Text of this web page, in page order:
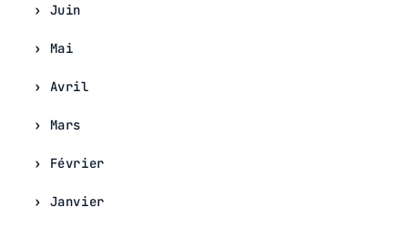
Juin
Mai
Avril
Mars
Février
Janvier